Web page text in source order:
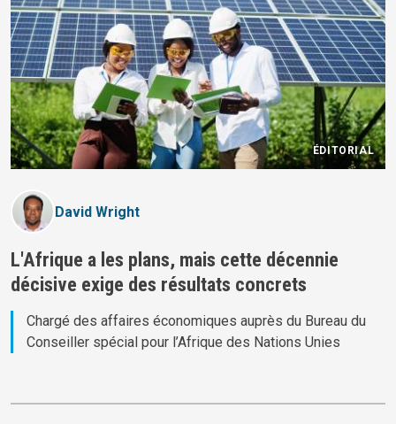
ÉDITORIAL
David Wright
L'Afrique a les plans, mais cette décennie
décisive exige des résultats concrets
Chargé des affaires économiques auprès du Bureau du
Conseiller spécial pour l’Afrique des Nations Unies